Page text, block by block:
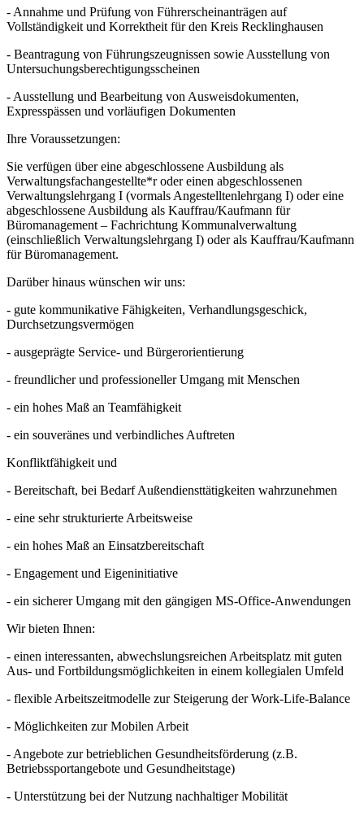
- Annahme und Prüfung von Führerscheinanträgen auf
Vollständigkeit und Korrektheit für den Kreis Recklinghausen
- Beantragung von Führungszeugnissen sowie Ausstellung von
Untersuchungsberechtigungsscheinen
- Ausstellung und Bearbeitung von Ausweisdokumenten,
Expresspässen und vorläufigen Dokumenten
Ihre Voraussetzungen:
Sie verfügen über eine abgeschlossene Ausbildung als
Verwaltungsfachangestellte*r oder einen abgeschlossenen
Verwaltungslehrgang I (vormals Angestelltenlehrgang I) oder eine
abgeschlossene Ausbildung als Kauffrau/Kaufmann für
Büromanagement – Fachrichtung Kommunalverwaltung
(einschließlich Verwaltungslehrgang I) oder als Kauffrau/Kaufmann
für Büromanagement.
Darüber hinaus wünschen wir uns:
- gute kommunikative Fähigkeiten, Verhandlungsgeschick,
Durchsetzungsvermögen
- ausgeprägte Service- und Bürgerorientierung
- freundlicher und professioneller Umgang mit Menschen
- ein hohes Maß an Teamfähigkeit
- ein souveränes und verbindliches Auftreten
Konfliktfähigkeit und
- Bereitschaft, bei Bedarf Außendiensttätigkeiten wahrzunehmen
- eine sehr strukturierte Arbeitsweise
- ein hohes Maß an Einsatzbereitschaft
- Engagement und Eigeninitiative
- ein sicherer Umgang mit den gängigen MS-Office-Anwendungen
Wir bieten Ihnen:
- einen interessanten, abwechslungsreichen Arbeitsplatz mit guten
Aus- und Fortbildungsmöglichkeiten in einem kollegialen Umfeld
- flexible Arbeitszeitmodelle zur Steigerung der Work-Life-Balance
- Möglichkeiten zur Mobilen Arbeit
- Angebote zur betrieblichen Gesundheitsförderung (z.B.
Betriebssportangebote und Gesundheitstage)
- Unterstützung bei der Nutzung nachhaltiger Mobilität